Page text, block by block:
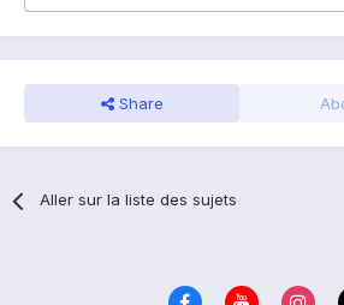
Share
Aller sur la liste des sujets